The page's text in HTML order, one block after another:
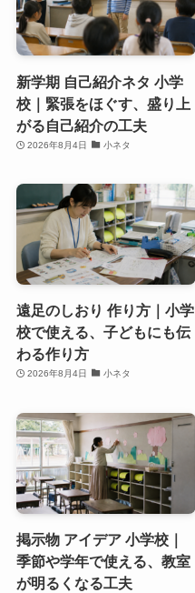
新学期 自己紹介ネタ 小学
校｜緊張をほぐす、盛り上
がる自己紹介の工夫
2026年8月4日 小ネタ
遠足のしおり 作り方｜小学
校で使える、子どもにも伝
わる作り方
2026年8月4日 小ネタ
掲示物 アイデア 小学校｜
季節や学年で使える、教室
が明るくなる工夫